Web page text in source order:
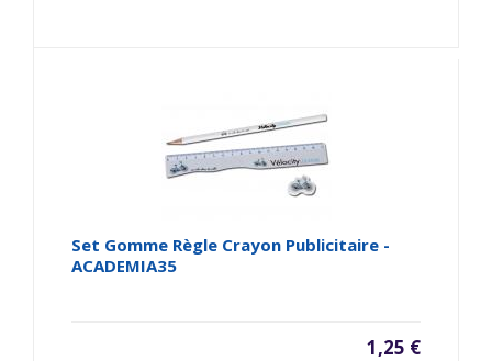
Set Gomme Règle Crayon Publicitaire -
ACADEMIA35
1,25 €